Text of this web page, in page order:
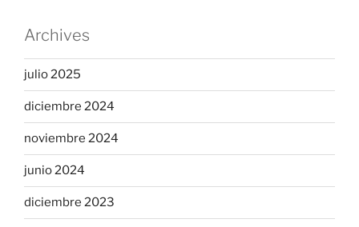
Archives
julio 2025
diciembre 2024
noviembre 2024
junio 2024
diciembre 2023